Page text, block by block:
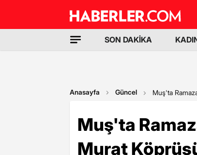
SON DAKİKA
Anasayfa Güncel Muş'ta
Muş'ta
Murat